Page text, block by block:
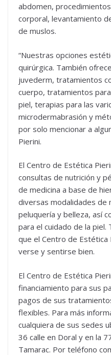
abdomen,
corporal, levantamiento
de muslos.
“Nuestras opciones
quirúrgica. También
juvederm, tratamientos
cuerpo, tratamientos
piel, terapias para las
microdermabrasión y
por solo mencionar a
Pierini.
El Centro de Estética
consultas de nutrición y
de medicina a base de
diversas modalidades de
peluquería y belleza, así
para el cuidado de la
que el Centro de Estética
verse y sentirse bien.
El Centro de Estética
financiamiento para sus
pagos de sus
flexibles. Para más
cualquiera de sus sedes
36 calle en Doral y en la
Tamarac. Por teléfono